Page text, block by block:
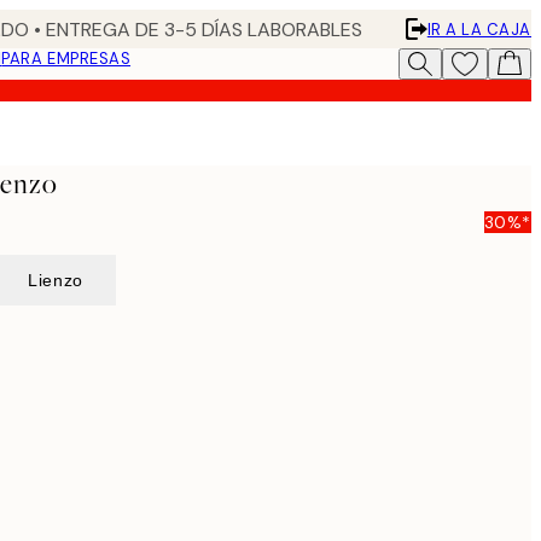
• ENTREGA DE 3-5 DÍAS LABORABLES
IR A LA CAJA
PARA EMPRESAS
30%*
Lienzo